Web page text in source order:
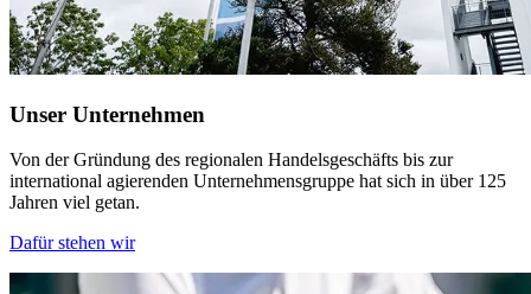
Unser Unternehmen
Von der Gründung des regionalen Handelsgeschäfts bis zur
international agierenden Unternehmensgruppe hat sich in über 125
Jahren viel getan.
Dafür stehen wir